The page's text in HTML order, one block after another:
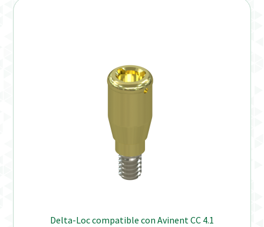
Delta-Loc compatible con Avinent CC 4.1